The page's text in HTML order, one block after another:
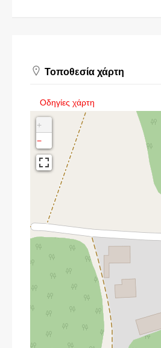
Τοποθεσία χάρτη
Οδηγίες χάρτη
+
−